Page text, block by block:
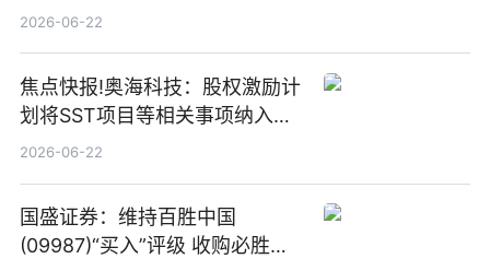
板新材料业务
2026-06-22
焦点快报!奥海科技：股权激励计
划将SST项目等相关事项纳入专
项业务发展考核指标
2026-06-22
国盛证券：维持百胜中国
(09987)“买入”评级 收购必胜客